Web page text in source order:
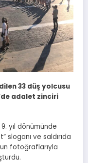
33 düş yolcusu
adalet zinciri
yıl dönümünde
sloganı ve saldırıda
fotoğraflarıyla